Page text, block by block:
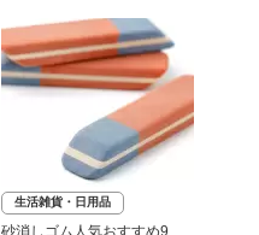
生活雑貨・日用品
砂消しゴム人気おすすめ9